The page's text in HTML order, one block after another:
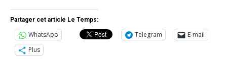
Partager cet article Le Temps:
WhatsApp Telegram
E-mail
Plus